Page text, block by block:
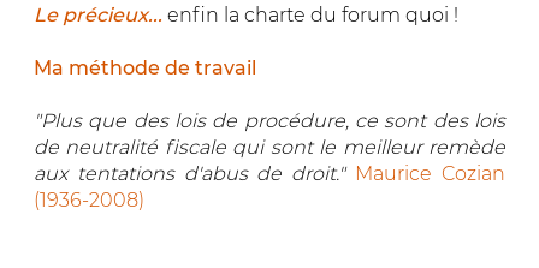
Le précieux... enfin la charte du forum quoi !
Ma méthode de travail
"Plus que des lois de procédure, ce sont des lois
de neutralité fiscale qui sont le meilleur remède
aux tentations d'abus de droit." Maurice Cozian
(1936-2008)